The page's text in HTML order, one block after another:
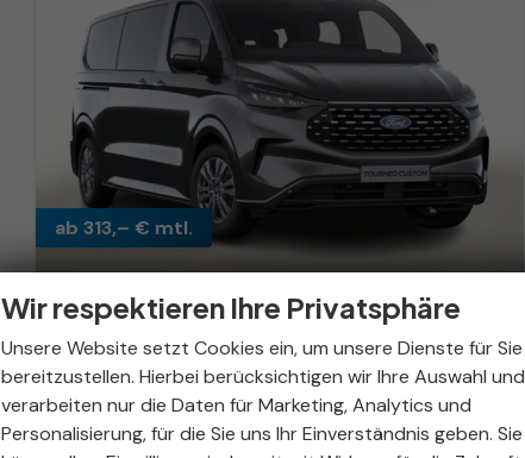
ab 313,– € mtl.
Ford Tourneo Custom
Titanium Aut L2 LED SHZ Kam 8-S
unverbindliche Lieferzeit:09.10.2026 Fahrzeug mit Tageszulassung
Fahrzeugnr. 328864 Getriebe Automatik
Wir respektieren Ihre Privatsphäre
Unsere Website setzt Cookies ein, um unsere Dienste für Sie
bereitzustellen. Hierbei berücksichtigen wir Ihre Auswahl und
verarbeiten nur die Daten für Marketing, Analytics und
Personalisierung, für die Sie uns Ihr Einverständnis geben. Sie